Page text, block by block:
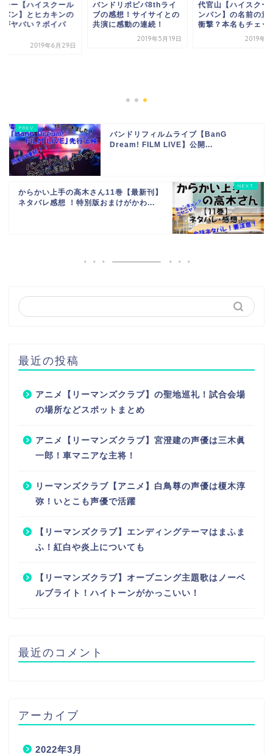
シー【ハイスクール
バン】とヒカキンの
がヤバい？ボイパ
2019年6月29日
バンドリポピパ8thライ
ブの感想！サイサイとの
共演に感動の連続！
2019年5月19日
代官山【ハイスクー
ンバン】の名前の意
衝撃？本名もチェッ
2019年7
バンドリフィルムライブ【BanG
Dream! FILM LIVE】公開...
からかい上手の高木さん11巻【最新刊】
ネタバレ感想 ！特別版おまけがかわ...
最近の投稿
アニメ【リーマンズクラブ】の聖地巡礼！試合会場
の場所などスポットまとめ
アニメ【リーマンズクラブ】宮澄建の声優は三木眞
一郎！車マニアな主将！
リーマンズクラブ【アニメ】白鳥尊の声優は榎木淳
弥！いとこも声優で活躍
【リーマンズクラブ】エンディングテーマはまふま
ふ！紅白や炎上についても
【リーマンズクラブ】オープニング主題歌はノーベ
ルブライト！ハイトーンがかっこいい！
最近のコメント
アーカイブ
2022年3月